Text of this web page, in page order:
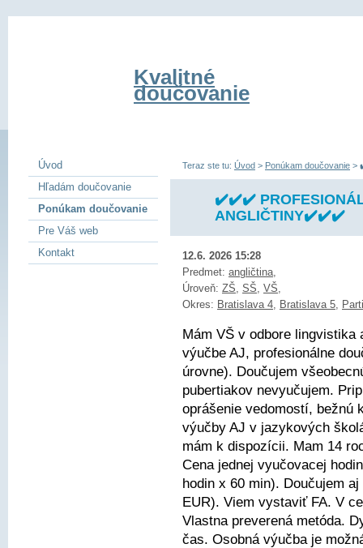
Kvalitné
doučovanie
Teraz ste tu: Úvod > Ponúkam doučovanie >
✔️✔️✔️
ANGLIČTINY✔️✔️✔️
12.6. 2026 15:28
Predmet: angličtina,
Úroveň: ZŠ, SŠ, VŠ,
Okres: Bratislava 4, Bratislava 5,
Mám VŠ v odbore
výučbe AJ, profesionálne
úrovne). Doučujem
pubertiakov nevyučujem.
oprášenie vedomostí, bežnú
výučby AJ v jazykových
mám k dispozícii. Mam 14
Cena jednej vyučovacej
hodin x 60 min). Doučujem
EUR). Viem vystaviť FA. V
Vlastna preverená metóda.
čas. Osobná výučba je
Úvod
Hľadám doučovanie
Ponúkam doučovanie
Pre Váš web
Kontakt